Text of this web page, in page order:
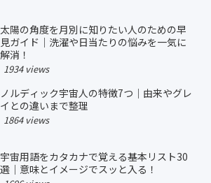
太陽の角度を月別に知りたい人のための早
見ガイド｜洗濯や日当たりの悩みを一気に
解消！
1934 views
ノルディック宇宙人の特徴7つ｜由来やグレ
イとの違いまで整理
1864 views
宇宙用語をカタカナで覚える基本リスト30
選｜意味とイメージでスッと入る！